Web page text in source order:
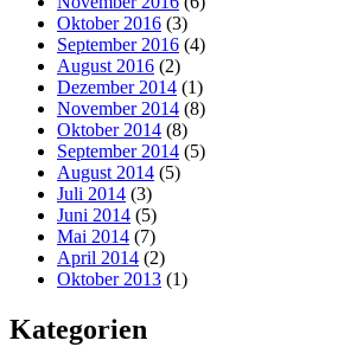
Oktober 2016 (3)
September 2016 (4)
August 2016 (2)
Dezember 2014 (1)
November 2014 (8)
Oktober 2014 (8)
September 2014 (5)
August 2014 (5)
Juli 2014 (3)
Juni 2014 (5)
Mai 2014 (7)
April 2014 (2)
Oktober 2013 (1)
Kategorien